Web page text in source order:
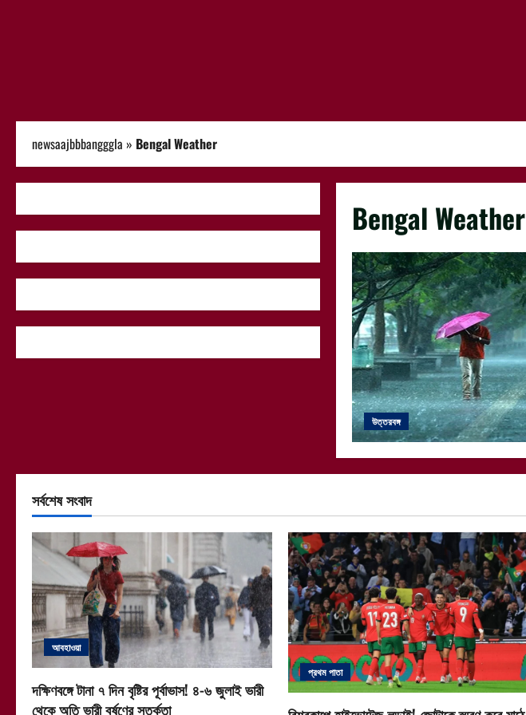
newsaajbbbangggla » Bengal Weather
Bengal Weather
উত্তরবঙ্গ
সর্বশেষ সংবাদ
আবহাওয়া
দক্ষিণবঙ্গে টানা ৭ দিন বৃষ্টির পূর্বাভাস! ৪-৬ জুলাই ভারী
থেকে অতি ভারী বর্ষণের সতর্কতা
প্রথম পাতা